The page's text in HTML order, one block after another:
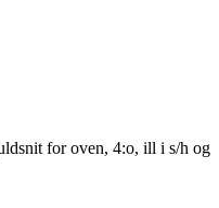
for oven, 4:o, ill i s/h og